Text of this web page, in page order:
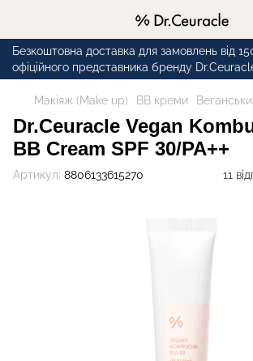
Безкоштовна доставка для замовлень від
офіційного представника бренду
Макіяж (Make up) BB креми
Dr.Ceuracle Vegan
BB Cream SPF 30/PA++
Артикул: 8806133615270 11